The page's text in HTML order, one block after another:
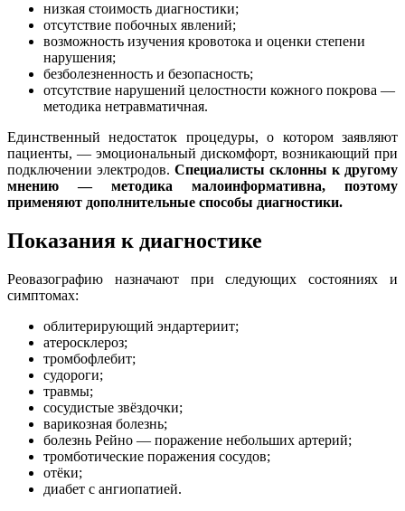
низкая стоимость диагностики;
отсутствие побочных явлений;
возможность изучения кровотока и оценки степени
нарушения;
безболезненность и безопасность;
отсутствие нарушений целостности кожного покрова —
методика нетравматичная.
Единственный недостаток процедуры, о котором заявляют
пациенты, — эмоциональный дискомфорт, возникающий при
подключении электродов. Специалисты склонны к другому
мнению — методика малоинформативна, поэтому
применяют дополнительные способы диагностики.
Показания к диагностике
Реовазографию назначают при следующих состояниях и
симптомах:
облитерирующий эндартериит;
атеросклероз;
тромбофлебит;
судороги;
травмы;
сосудистые звёздочки;
варикозная болезнь;
болезнь Рейно — поражение небольших артерий;
тромботические поражения сосудов;
отёки;
диабет с ангиопатией.